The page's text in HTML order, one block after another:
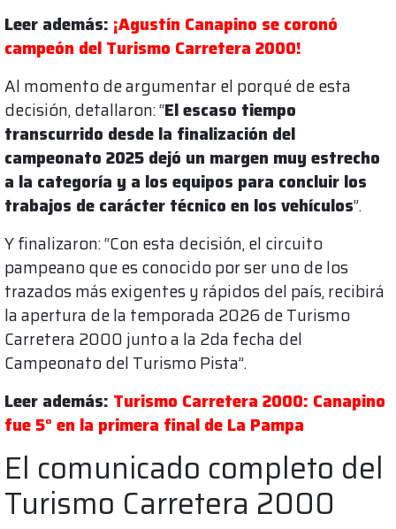
Leer además: ¡Agustín Canapino se coronó
campeón del Turismo Carretera 2000!
Al momento de argumentar el porqué de esta
decisión, detallaron: “El escaso tiempo
transcurrido desde la finalización del
campeonato 2025 dejó un margen muy estrecho
a la categoría y a los equipos para concluir los
trabajos de carácter técnico en los vehículos”.
Y finalizaron: “Con esta decisión, el circuito
pampeano que es conocido por ser uno de los
trazados más exigentes y rápidos del país, recibirá
la apertura de la temporada 2026 de Turismo
Carretera 2000 junto a la 2da fecha del
Campeonato del Turismo Pista”.
Leer además: Turismo Carretera 2000: Canapino
fue 5° en la primera final de La Pampa
El comunicado completo del
Turismo Carretera 2000